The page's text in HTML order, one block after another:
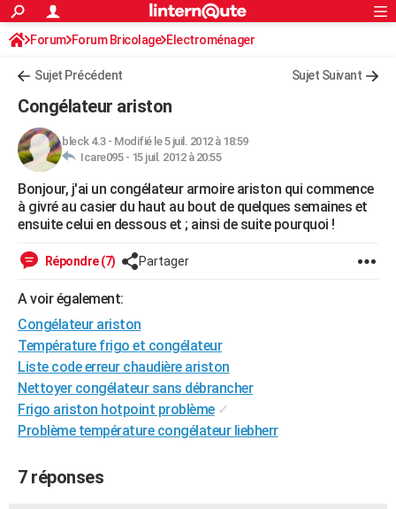
ACTUALITÉS
Politique
Société
Faits Divers
Education
Monde
Villes
+
FINANCE
Retraite
Impôts
Epargne
Immobilier
Risques naturels par ville
Banque
Assurance
Crédit
AUTO
Essais
Réserver un essai
Citadines
Berlines
SUV
Forum auto
+HIGH-TECH
Mobiles
Meilleur smartphone
Internet
Ordinateurs
Jeux vidéo
Guide high-tech
+
Forum
Aménagement intérieur
Extérieur
Cuisine
Salle de bains
Jardinage
Rangement
WEEK-END
Guides de France
Escapades
Patrimoine
Expositions
Musées
Week-end nature
+LIFESTYLE
Art de vivre
Bien-être
Loisirs
Mode
Modes de vie
SANTE
Alimentation
Guide de la santé
Maladies
Médicaments
Sommeil
VOYAGE
Destinations
City break
Voyage nature
Voyage de noces
Forum
Climat
+PHOTO
BONS PLANS
S'inscrire
Connexion
Forum Forum Bricolage Electroménager
Sujet Précédent Sujet Suivant
Congélateur ariston
bleck 4.3- Modifié le 5 juil. 2012 à 18:59
Icare095 - 15 juil. 2012 à 20:55
Bonjour, j'ai un congélateur armoire ariston qui commence
à givré au casier du haut au bout de quelques semaines et
ensuite celui en dessous et ; ainsi de suite pourquoi !
Répondre (7) Partager
A voir également:
Congélateur ariston
Température frigo et congélateur
Liste code erreur chaudière ariston
Nettoyer congélateur sans débrancher
Frigo ariston hotpoint problème ✓
Problème température congélateur liebherr
7 réponses